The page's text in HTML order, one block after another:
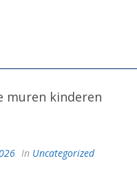
In Uncategorized